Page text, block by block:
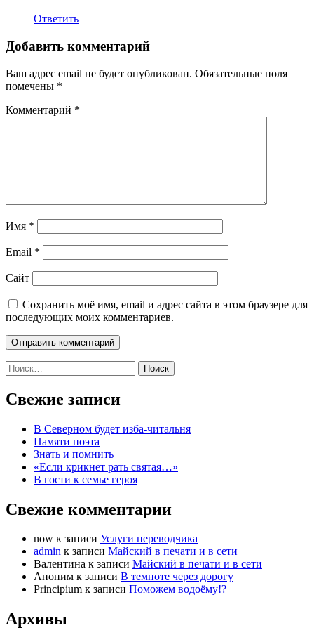
Ответить
Добавить комментарий
Ваш адрес email не будет опубликован. Обязательные поля
помечены *
Комментарий *
Имя *
Email *
Сайт
Сохранить моё имя, email и адрес сайта в этом браузере для
последующих моих комментариев.
Найти:
Свежие записи
В Северном будет изба-читальня
Памяти поэта
Знать и помнить
«Если крикнет рать святая…»
В гости к семье героя
Свежие комментарии
now к записи Услуги переводчика
admin к записи Майский в печати и в сети
Валентина к записи Майский в печати и в сети
Аноним к записи В темноте через дорогу
Principium к записи Поможем водоёму!?
Архивы